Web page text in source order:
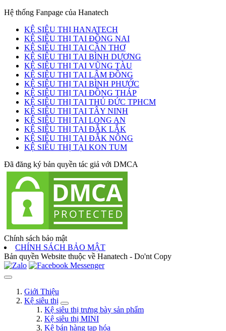
Hệ thống Fanpage của Hanatech
KỆ SIÊU THỊ HANATECH
KỆ SIÊU THỊ TẠI ĐỒNG NAI
KỆ SIÊU THỊ TẠI CẦN THƠ
KỆ SIÊU THỊ TẠI BÌNH DƯƠNG
KỆ SIÊU THỊ TẠI VŨNG TÀU
KỆ SIÊU THỊ TẠI LÂM ĐỒNG
KỆ SIÊU THỊ TẠI BÌNH PHƯỚC
KỆ SIÊU THỊ TẠI ĐỒNG THÁP
KỆ SIÊU THỊ TẠI THỦ ĐỨC TPHCM
KỆ SIÊU THỊ TẠI TÂY NINH
KỆ SIÊU THỊ TẠI LONG AN
KỆ SIÊU THỊ TẠI ĐẮK LẮK
KỆ SIÊU THỊ TẠI ĐẮK NÔNG
KỆ SIÊU THỊ TẠI KON TUM
Đã đăng ký bản quyền tác giả với DMCA
Chính sách bảo mật
CHÍNH SÁCH BẢO MẬT
Bản quyền Website thuộc về Hanatech - Do'nt Copy
Giới Thiệu
Kệ siêu thị
Kệ siêu thị trưng bày sản phẩm
Kệ siêu thị MINI
Kệ bán hàng tạp hóa